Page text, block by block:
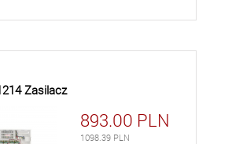
Zasilacz
893.00 PLN
1098.39 PLN